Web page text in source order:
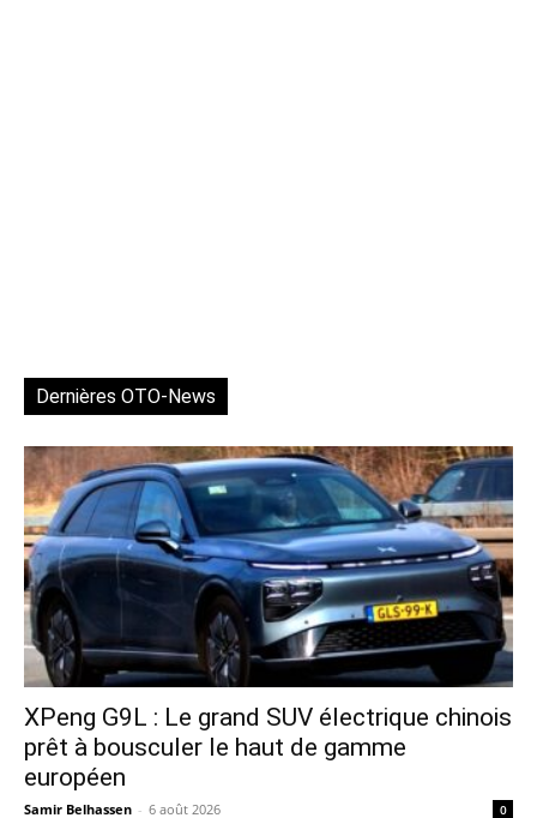
Dernières OTO-News
XPeng G9L : Le grand SUV électrique chinois
prêt à bousculer le haut de gamme
européen
Samir Belhassen - 6 août 2026 0